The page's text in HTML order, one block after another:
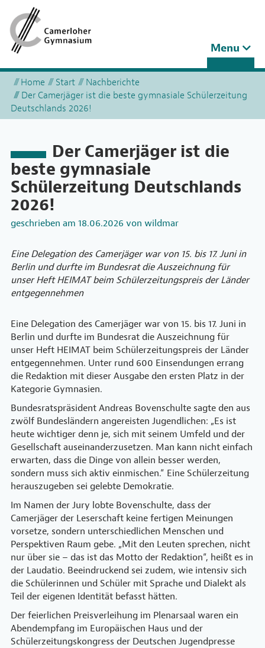
Toggle
navigation
Menu
Home Start
Nachberichte
Der Camerjäger ist die beste gymnasiale Schülerzeitung
Deutschlands 2026!
Der Camerjäger ist die
beste gymnasiale
Schülerzeitung Deutschlands
2026!
geschrieben am 18.06.2026 von wildmar
Eine Delegation des Camerjäger war von 15. bis 17. Juni in
Berlin und durfte im Bundesrat die Auszeichnung für
unser Heft HEIMAT beim Schülerzeitungspreis der Länder
entgegennehmen
Eine Delegation des Camerjäger war von 15. bis 17. Juni in
Berlin und durfte im Bundesrat die Auszeichnung für
unser Heft HEIMAT beim Schülerzeitungspreis der Länder
entgegennehmen. Unter rund 600 Einsendungen errang
die Redaktion mit dieser Ausgabe den ersten Platz in der
Kategorie Gymnasien.
Bundesratspräsident Andreas Bovenschulte sagte den aus
zwölf Bundesländern angereisten Jugendlichen: „Es ist
heute wichtiger denn je, sich mit seinem Umfeld und der
Gesellschaft auseinanderzusetzen. Man kann nicht einfach
erwarten, dass die Dinge von allein besser werden,
sondern muss sich aktiv einmischen.“ Eine Schülerzeitung
herauszugeben sei gelebte Demokratie.
Im Namen der Jury lobte Bovenschulte, dass der
Camerjäger der Leserschaft keine fertigen Meinungen
vorsetze, sondern unterschiedlichen Menschen und
Perspektiven Raum gebe. „Mit den Leuten sprechen, nicht
nur über sie – das ist das Motto der Redaktion“, heißt es in
der Laudatio. Beeindruckend sei zudem, wie intensiv sich
die Schülerinnen und Schüler mit Sprache und Dialekt als
Teil der eigenen Identität befasst hätten.
Der feierlichen Preisverleihung im Plenarsaal waren ein
Abendempfang im Europäischen Haus und der
Schülerzeitungskongress der Deutschen Jugendpresse